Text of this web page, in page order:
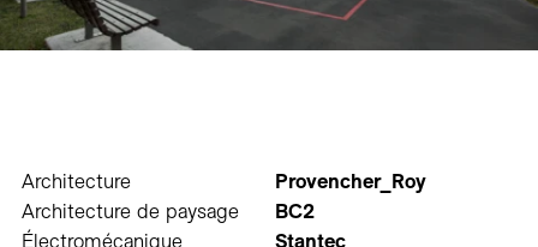
Architecture
Provencher_Roy
Architecture de paysage
BC2
Électromécanique
Stantec